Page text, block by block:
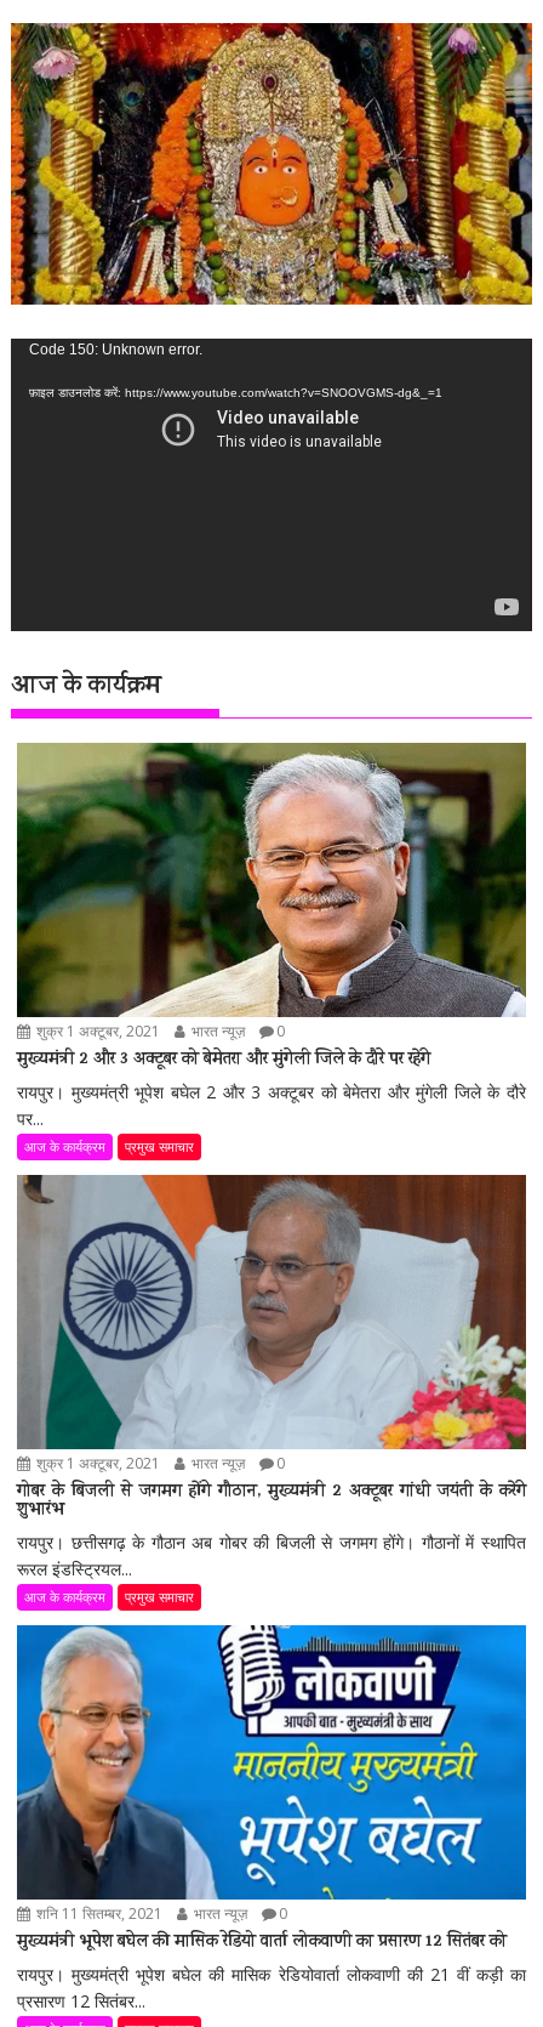
वीडियो
Code 150: Unknown error.
फ़ाइल डाउनलोड करें: https://www.youtube.com/watch?v=SNOOVGMS-dg&_=1
आज के कार्यक्रम
शुक्र 1 अक्टूबर, 2021 भारत न्यूज़ 0
मुख्यमंत्री 2 और 3 अक्टूबर को बेमेतरा और मुंगेली जिले के दौरे पर रहेंगे
रायपुर। मुख्यमंत्री भूपेश बघेल 2 और 3 अक्टूबर को बेमेतरा और मुंगेली जिले के दौरे
पर...
आज के कार्यक्रम प्रमुख समाचार
शुक्र 1 अक्टूबर, 2021 भारत न्यूज़ 0
गोबर के बिजली से जगमग होंगे गौठान, मुख्यमंत्री 2 अक्टूबर गांधी जयंती के करेंगे
शुभारंभ
रायपुर। छत्तीसगढ़ के गौठान अब गोबर की बिजली से जगमग होंगे। गौठानों में स्थापित
रूरल इंडस्ट्रियल...
आज के कार्यक्रम प्रमुख समाचार
शनि 11 सितम्बर, 2021 भारत न्यूज़ 0
मुख्यमंत्री भूपेश बघेल की मासिक रेडियो वार्ता लोकवाणी का प्रसारण 12 सितंबर को
रायपुर। मुख्यमंत्री भूपेश बघेल की मासिक रेडियोवार्ता लोकवाणी की 21 वीं कड़ी का
प्रसारण 12 सितंबर...